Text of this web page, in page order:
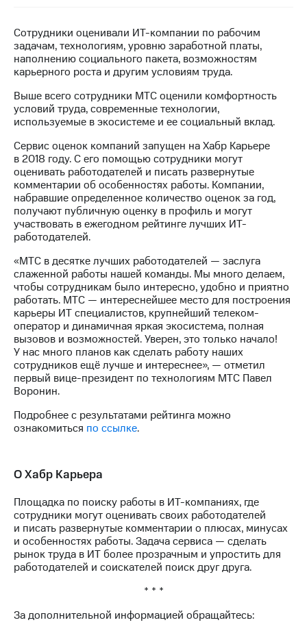
Достижения
Интервью
отчетность
Контакты
Новости
в
регионе
и акционерам
Корпоративное
управление
Корпоративный
секретарь
Раскрытие
информации
Информация
акционерам
Документы
ПАО
"МТС"
Собрания
акционеров
кабинет
акционера
Контроль
и
Рынок
акций
Описание
Программа
приобретения
акций
Сотрудники оценивали ИТ-компании по рабочим
задачам, технологиям, уровню заработной платы,
наполнению социального пакета, возможностям
карьерного роста и другим условиям труда.
Выше всего сотрудники МТС оценили комфортность
условий труда, современные технологии,
используемые в экосистеме и ее социальный вклад.
Сервис оценок компаний запущен на Хабр Карьере
в 2018 году. С его помощью сотрудники могут
оценивать работодателей и писать развернутые
комментарии об особенностях работы. Компании,
набравшие определенное количество оценок за год,
получают публичную оценку в профиль и могут
участвовать в ежегодном рейтинге лучших ИТ-
работодателей.
«МТС в десятке лучших работодателей — заслуга
слаженной работы нашей команды. Мы много делаем,
чтобы сотрудникам было интересно, удобно и приятно
работать. МТС — интереснейшее место для построения
карьеры ИТ специалистов, крупнейший телеком-
оператор и динамичная яркая экосистема, полная
вызовов и возможностей. Уверен, это только начало!
У нас много планов как сделать работу наших
сотрудников ещё лучше и интереснее», — отметил
первый вице-президент по технологиям МТС Павел
Воронин.
Подробнее с результатами рейтинга можно
ознакомиться по ссылке.
О Хабр Карьера
Площадка по поиску работы в ИТ-компаниях, где
сотрудники могут оценивать своих работодателей
и писать развернутые комментарии о плюсах, минусах
и особенностях работы. Задача сервиса — сделать
рынок труда в ИТ более прозрачным и упростить для
работодателей и соискателей поиск друг друга.
* * *
За дополнительной информацией обращайтесь: